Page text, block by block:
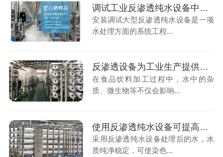
调试工业反渗透纯水设备中需要注意的事项
安装调试大型反渗透纯水设备是一项
水处理方面的系统工程...
反渗透设备为工业生产提供稳定可靠水源保障
在食品饮料加工过程中，水中的杂
质、微生物等不仅会影响...
使用反渗透纯水设备可提高设备生产效率
采用反渗透纯水设备处理后的水，水
质纯净稳定，可使染色...